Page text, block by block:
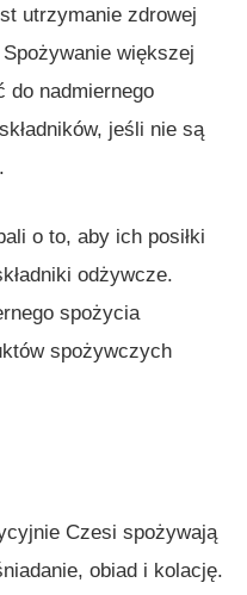
utrzymanie zdrowej
większej
do nadmiernego
jeśli nie są
o to, aby ich posiłki
odżywcze.
spożycia
spożywczych
Czesi spożywają
obiad i kolację.